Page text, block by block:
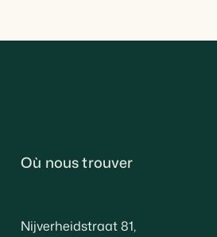
Où nous trouver
Nijverheidstraat 81,